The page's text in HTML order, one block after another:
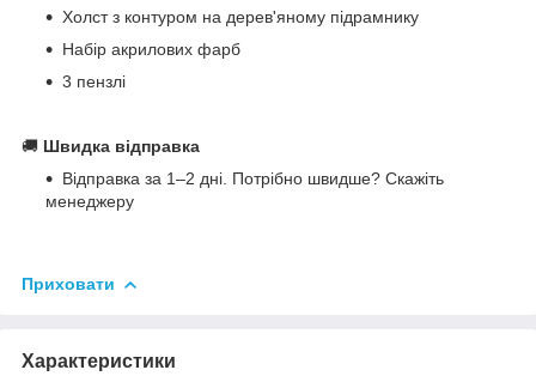
Холст з контуром на дерев'яному підрамнику
Набір акрилових фарб
3 пензлі
🚚 Швидка відправка
Відправка за 1–2 дні. Потрібно швидше? Скажіть
менеджеру
Приховати
Характеристики